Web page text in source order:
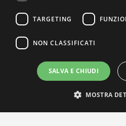
TARGETING
NON CLASSIFICATI
SALVA E CHIUDI
MOSTRA